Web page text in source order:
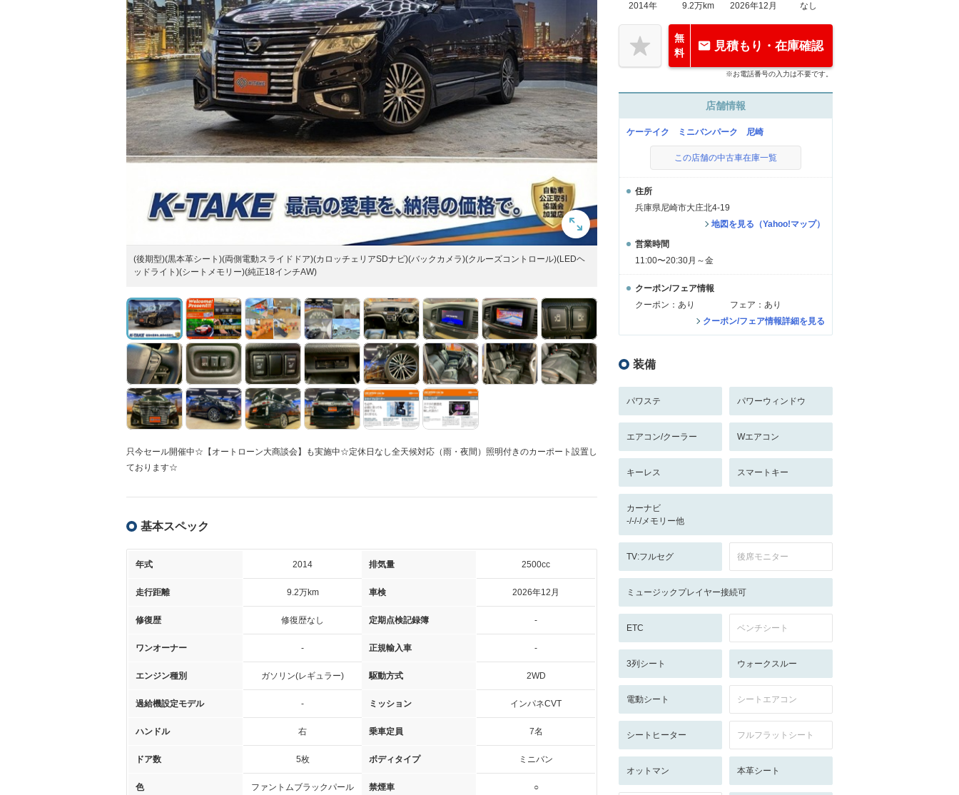
(後期型)(黒本革シート)(両側電動スライドドア)(カロッチェリアSDナビ)(バックカメラ)(クルーズコントロール)(LEDヘ
ッドライト)(シートメモリー)(純正18インチAW)
只今セール開催中☆【オートローン大商談会】も実施中☆定休日なし全天候対応（雨・夜間）照明付きのカーポート設置し
ております☆
基本スペック
年式 2014 排気量 2500cc
走行距離 9.2万km 車検 2026年12月
修復歴 修復歴なし 定期点検記録簿 -
ワンオーナー - 正規輸入車 -
エンジン種別 ガソリン(レギュラー) 駆動方式 2WD
過給機設定モデル - ミッション インパネCVT
ハンドル 右 乗車定員 7名
ドア数 5枚 ボディタイプ ミニバン
色 ファントムブラックパール 禁煙車 ○
2014年
9.2万km
2026年12月
なし
無
料
見積もり・在庫確認
※お電話番号の入力は不要です。
店舗情報
ケーテイク ミニバンパーク 尼崎
この店舗の中古車在庫一覧
住所
兵庫県尼崎市大庄北4-19
地図を見る（Yahoo!マップ）
営業時間
11:00〜20:30月～金
クーポン/フェア情報
クーポン：あり
フェア：あり
クーポン/フェア情報詳細を見る
装備
パワステ パワーウィンドウ
エアコン/クーラー Wエアコン
キーレス スマートキー
カーナビ
-/-/-/メモリー他
TV:フルセグ 後席モニター
ミュージックプレイヤー接続可
ETC ベンチシート
3列シート ウォークスルー
電動シート シートエアコン
シートヒーター フルフラットシート
オットマン 本革シート